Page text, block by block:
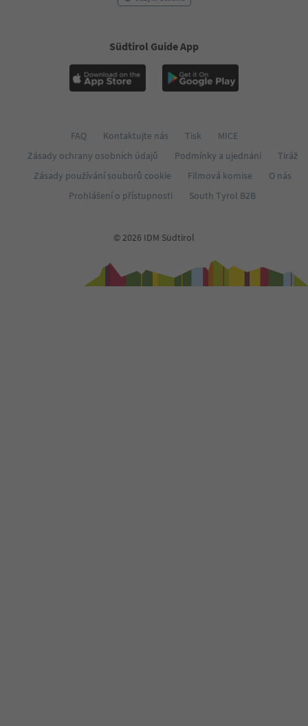
Südtirol Guide App
FAQ Kontaktujte nás Tisk
MICE
Zásady ochrany osobních údajů
Podmínky a ujednání
Tiráž
Zásady používání souborů cookie
Filmová komise
O nás
Prohlášení o přístupnosti
South Tyrol B2B
© 2026 IDM Südtirol